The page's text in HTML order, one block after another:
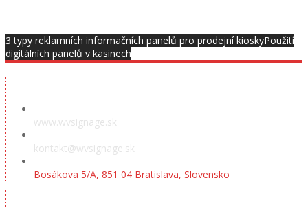
3 typy reklamních informačních panelů pro prodejní kioskyPoužití
digitálních panelů v kasinech
www.wvsignage.sk
kontakt@wvsignage.sk
Bosákova 5/A, 851 04 Bratislava, Slovensko